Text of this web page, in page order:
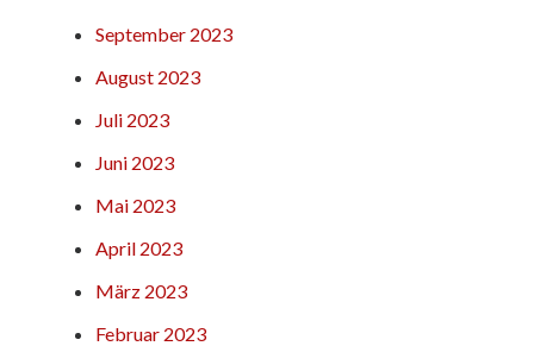
September 2023
August 2023
Juli 2023
Juni 2023
Mai 2023
April 2023
März 2023
Februar 2023